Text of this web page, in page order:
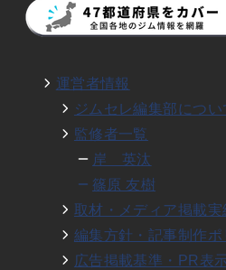
運営者情報
ジムセレ編集部につい
監修者一覧
岸 英汰
篠原 友樹
取材・メディア掲載実
編集方針・記事制作ポ
広告掲載基準・PR表